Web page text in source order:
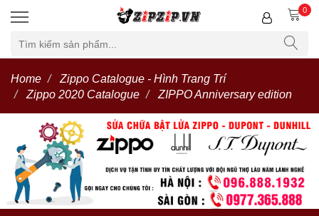
0
Home
Zippo Catalogue - Hình Trang Trí
Zippo 2020 Catalogue
ZIPPO Anniversary edition